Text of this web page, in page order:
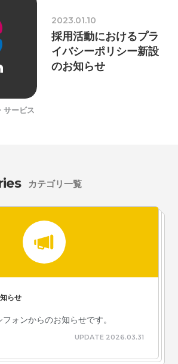
2023.01.10
採用活動におけるプラ
イバシーポリシー新設
のお知らせ
サービス
カテゴリ一覧
らせ
ォンからのお知らせです。
UPDATE 2026.03.31